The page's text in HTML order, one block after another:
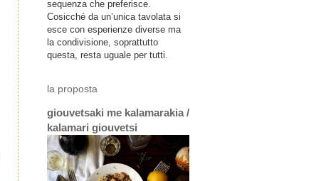
sequenza che preferisce.
Cosicché da un’unica tavolata si
esce con esperienze diverse ma
la condivisione, soprattutto
questa, resta uguale per tutti.
la proposta
giouvetsaki me kalamarakia /
kalamari giouvetsi